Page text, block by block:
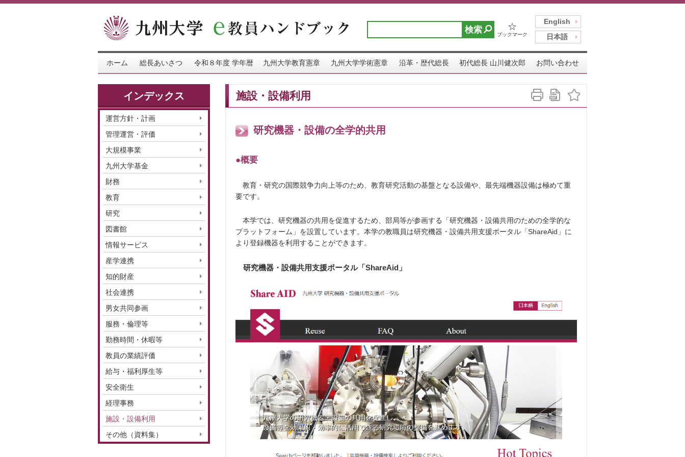
English
日本語
☆
ブックマーク
ホーム 総長あいさつ 令和８年度 学年暦 九州大学教育憲章 九州大学学術憲章 沿革・歴代総長 初代総長 山川健次郎 お問い合わせ
インデックス
運営方針・計画
管理運営・評価
大規模事業
九州大学基金
財務
教育
研究
図書館
情報サービス
産学連携
知的財産
社会連携
男女共同参画
服務・倫理等
勤務時間・休暇等
教員の業績評価
給与・福利厚生等
安全衛生
経理事務
施設・設備利用
その他（資料集）
施設・設備利用
研究機器・設備の全学的共用
●概要
教育・研究の国際競争力向上等のため、教育研究活動の基盤となる設備や、最先端機器設備は極めて重
要です。
本学では、研究機器の共用を促進するため、部局等が参画する「研究機器・設備共用のための全学的な
プラットフォーム」を設置しています。本学の教職員は研究機器・設備共用支援ポータル「ShareAid」に
より登録機器を利用することができます。
研究機器・設備共用支援ポータル「ShareAid」